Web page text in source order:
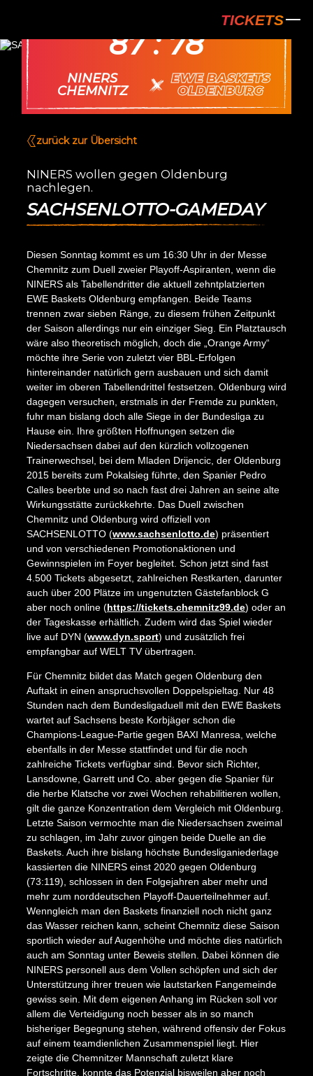
TICKETS
87 : 78
NINERS
CHEMNITZ vs.
EWE BASKETS
OLDENBURG
zurück zur Übersicht
NINERS wollen gegen Oldenburg
nachlegen.
SACHSENLOTTO-GAMEDAY
Diesen Sonntag kommt es um 16:30 Uhr in der Messe
Chemnitz zum Duell zweier Playoff-Aspiranten, wenn die
NINERS als Tabellendritter die aktuell zehntplatzierten
EWE Baskets Oldenburg empfangen. Beide Teams
trennen zwar sieben Ränge, zu diesem frühen Zeitpunkt
der Saison allerdings nur ein einziger Sieg. Ein Platztausch
wäre also theoretisch möglich, doch die „Orange Army“
möchte ihre Serie von zuletzt vier BBL-Erfolgen
hintereinander natürlich gern ausbauen und sich damit
weiter im oberen Tabellendrittel festsetzen. Oldenburg wird
dagegen versuchen, erstmals in der Fremde zu punkten,
fuhr man bislang doch alle Siege in der Bundesliga zu
Hause ein. Ihre größten Hoffnungen setzen die
Niedersachsen dabei auf den kürzlich vollzogenen
Trainerwechsel, bei dem Mladen Drijencic, der Oldenburg
2015 bereits zum Pokalsieg führte, den Spanier Pedro
Calles beerbte und so nach fast drei Jahren an seine alte
Wirkungsstätte zurückkehrte. Das Duell zwischen
Chemnitz und Oldenburg wird offiziell von
SACHSENLOTTO (www.sachsenlotto.de) präsentiert
und von verschiedenen Promotionaktionen und
Gewinnspielen im Foyer begleitet. Schon jetzt sind fast
4.500 Tickets abgesetzt, zahlreichen Restkarten, darunter
auch über 200 Plätze im ungenutzten Gästefanblock G
aber noch online (https://tickets.chemnitz99.de) oder an
der Tageskasse erhältlich. Zudem wird das Spiel wieder
live auf DYN (www.dyn.sport) und zusätzlich frei
empfangbar auf WELT TV übertragen.
Für Chemnitz bildet das Match gegen Oldenburg den
Auftakt in einen anspruchsvollen Doppelspieltag. Nur 48
Stunden nach dem Bundesligaduell mit den EWE Baskets
wartet auf Sachsens beste Korbjäger schon die
Champions-League-Partie gegen BAXI Manresa, welche
ebenfalls in der Messe stattfindet und für die noch
zahlreiche Tickets verfügbar sind. Bevor sich Richter,
Lansdowne, Garrett und Co. aber gegen die Spanier für
die herbe Klatsche vor zwei Wochen rehabilitieren wollen,
gilt die ganze Konzentration dem Vergleich mit Oldenburg.
Letzte Saison vermochte man die Niedersachsen zweimal
zu schlagen, im Jahr zuvor gingen beide Duelle an die
Baskets. Auch ihre bislang höchste Bundesliganiederlage
kassierten die NINERS einst 2020 gegen Oldenburg
(73:119), schlossen in den Folgejahren aber mehr und
mehr zum norddeutschen Playoff-Dauerteilnehmer auf.
Wenngleich man den Baskets finanziell noch nicht ganz
das Wasser reichen kann, scheint Chemnitz diese Saison
sportlich wieder auf Augenhöhe und möchte dies natürlich
auch am Sonntag unter Beweis stellen. Dabei können die
NINERS personell aus dem Vollen schöpfen und sich der
Unterstützung ihrer treuen wie lautstarken Fangemeinde
gewiss sein. Mit dem eigenen Anhang im Rücken soll vor
allem die Verteidigung noch besser als in so manch
bisheriger Begegnung stehen, während offensiv der Fokus
auf einem teamdienlichen Zusammenspiel liegt. Hier
zeigte die Chemnitzer Mannschaft zuletzt klare
Fortschritte, konnte das Potenzial bisweilen aber noch